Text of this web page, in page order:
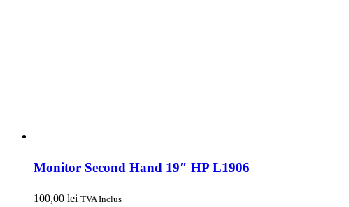
Monitor Second Hand 19″ HP L1906
100,00 lei TVA Inclus